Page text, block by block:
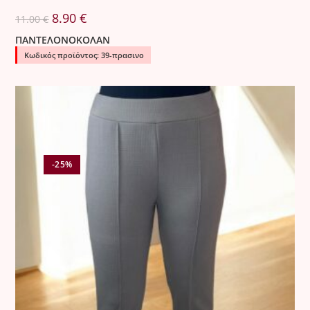
11.00€ Original
price
was:
11.00 €.
8.90€
τιμή
είναι:
8.90 €.
ΠΑΝΤΕΛΟΝΟΚΟΛΑΝ
Κωδικός προϊόντος: 39-πρασινο
-25%